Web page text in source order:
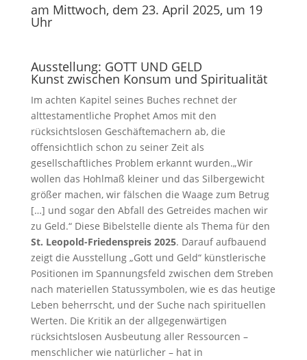
am Mittwoch, dem 23. April 2025, um 19
Uhr
Ausstellung: GOTT UND GELD
Kunst zwischen Konsum und Spiritualität
Im achten Kapitel seines Buches rechnet der
alttestamentliche Prophet Amos mit den
rücksichtslosen Geschäftemachern ab, die
offensichtlich schon zu seiner Zeit als
gesellschaftliches Problem erkannt wurden.„Wir
wollen das Hohlmaß kleiner und das Silbergewicht
größer machen, wir fälschen die Waage zum Betrug
[…] und sogar den Abfall des Getreides machen wir
zu Geld.“ Diese Bibelstelle diente als Thema für den
St. Leopold-Friedenspreis 2025. Darauf aufbauend
zeigt die Ausstellung „Gott und Geld“ künstlerische
Positionen im Spannungsfeld zwischen dem Streben
nach materiellen Statussymbolen, wie es das heutige
Leben beherrscht, und der Suche nach spirituellen
Werten. Die Kritik an der allgegenwärtigen
rücksichtslosen Ausbeutung aller Ressourcen –
menschlicher wie natürlicher – hat in